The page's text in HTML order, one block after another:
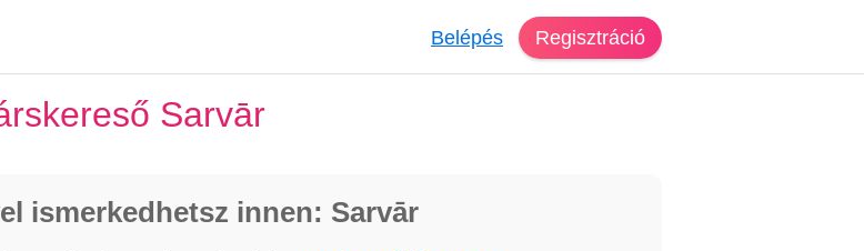
Belépés Regisztráció
Sarvār
ismerkedhetsz innen: Sarvār